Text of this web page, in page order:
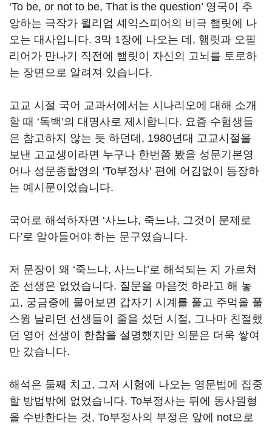
‘To be, or not to be, That is the question’ 영국이 추
앙하는 극작가 윌리엄 셰익스피어의 비극 햄릿에 나
오는 대사입니다. 3막 1장에 나오는 데, 햄릿과 오필
리어가 만나기 직전에 햄릿이 자신의 고뇌를 토로하
는 장면으로 알려져 있습니다.
고교 시절 국어 교과서에서는 시나리오에 대해 소개
할 때 ‘독백’의 대명사로 제시합니다. 요즘 수험생들
은 참고하지 않는 듯 하던데, 1980년대 고교시절을
보낸 고교생이라면 누구나 한번쯤 봤을 성문기본영
어나 성문종합영의 ‘To부정사’ 편에 어김없이 등장하
는 예시문이었습니다.
국어로 해석하자면 ‘사느냐, 죽느냐, 그것이 문제로
다’로 알아들어야 하는 문구였습니다.
저 문장이 왜 ‘죽느냐, 사느냐’로 해석되는 지 가르쳐
준 선생은 없었습니다. 질문을 마음껏 하라고 해 놓
고, 궁금증에 물어보면 갑자기 시계를 풀고 주먹을 풀
스윙 날리던 선생들이 줄을 섰던 시절, 그나마 친절했
던 영어 선생이 한참을 설명했지만 의문은 더욱 쌓여
만 갔습니다.
해석은 둘째 치고, 그저 시험에 나오는 영문법에 집중
할 방법밖에 없었습니다. To부정사는 뒤에 동사원형
을 수반한다는 것, To부정사의 부정은 앞에 not으로